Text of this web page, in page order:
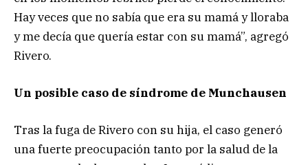
Hay veces que no sabía que era su mamá y lloraba
y me decía que quería estar con su mamá”, agregó
Rivero.
Un posible caso de síndrome de Munchausen
Tras la fuga de Rivero con su hija, el caso generó
una fuerte preocupación tanto por la salud de la